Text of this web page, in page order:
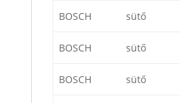
BOSCH sütő
BOSCH sütő
BOSCH sütő